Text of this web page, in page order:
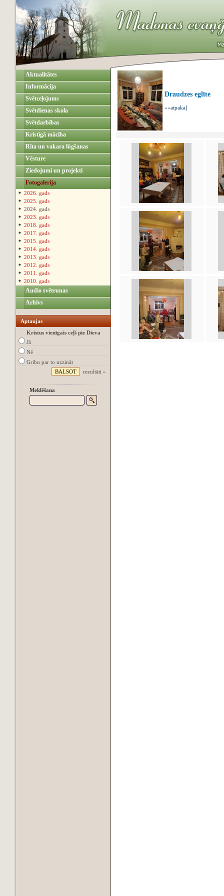
Aktualitātes
Informācija
Svētceļojums
Svētdienas skola
Svētdarbības
Kristīgā mācība
Rīta un vakara lūgšanas
Vēsture
Ziedojumi un projekti
Fotogalerija
2026. gads
2025. gads
2024. gads
2023. gads
2018. gads
2017. gads
2015. gads
2014. gads
2013. gads
2012. gads
2011. gads
2010. gads
Audio svētrunas
Arhīvs
Aptaujas
Kristus vienīgais ceļš pie Dieva
Jā
Nē
Gribu par to uzzināt
rezultāti »
Meklēšana
Draudzes eglīte
««atpakaļ